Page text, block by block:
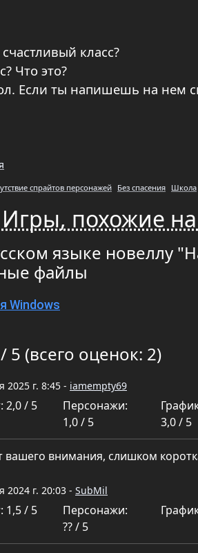
класс?
Что это?
Если ты напишешь на нем
спрайтов персонажей Без спасения Школа
Игры, похожие
языке новеллу
файлы
Windows
/ 5 (всего оценок: 2)
2025 г. 8:45 - iamempty69
2,0 / 5
Персонажи:
1,0 / 5
3,0 / 5
вашего внимания, слишком
2024 г. 20:03 - SubMil
1,5 / 5
Персонажи:
?? / 5